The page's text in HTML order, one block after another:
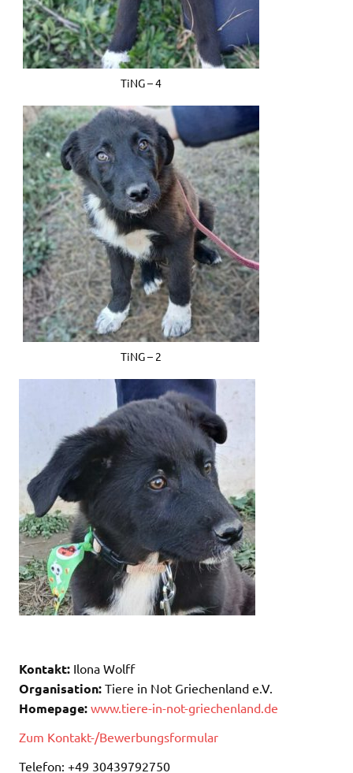
TiNG – 4
TiNG – 2
Kontakt: Ilona Wolff
Organisation: Tiere in Not Griechenland e.V.
Homepage: www.tiere-in-not-griechenland.de
Zum Kontakt-/Bewerbungsformular
Telefon: +49 30439792750